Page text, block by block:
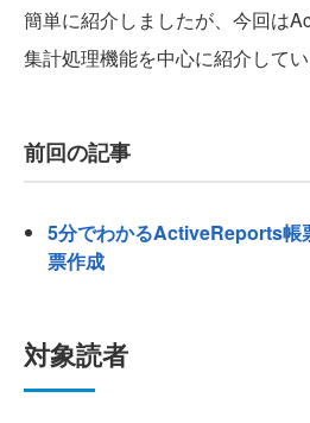
簡単に紹介しましたが、今回は
集計処理機能を中心に紹介してい
前回の記事
5分でわかるActiveReports帳
票作成
対象読者